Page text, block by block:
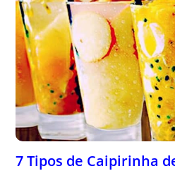
7 Tipos de Caipirinha